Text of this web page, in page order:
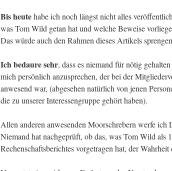
Bis heutehabe ich noch längst nicht alles
was Tom Wild getan hat und welche Beweise
Das würde auch den Rahmen dieses Artikels
Ich bedaure sehr, dass es niemand für nötig gehalten
mich persönlich anzusprechen, der bei der
anwesend war, (abgesehen natürlich von jenen
die zu unserer Interessengruppe gehört haben).
Allen anderen anwesenden Moorschrebern werfe ich
Niemand hat nachgeprüft, ob das, was Tom Wild als
Rechenschaftsberichtes vorgetragen hat, der Wahrheit